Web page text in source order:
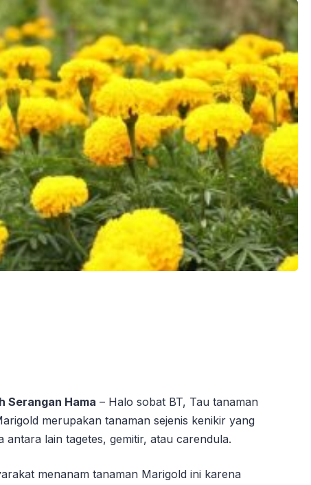
Serangan Hama – Halo sobat BT, Tau tanaman
merupakan tanaman sejenis kenikir yang
antara lain tagetes, gemitir, atau carendula.
menanam tanaman Marigold ini karena